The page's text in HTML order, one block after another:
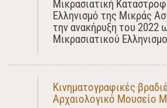
Μικρασιατική
Ελληνισμό της Μικράς
την ανακήρυξη του 2022
Μικρασιατικού
Κινηματογραφικές
Αρχαιολογικό Μουσείο